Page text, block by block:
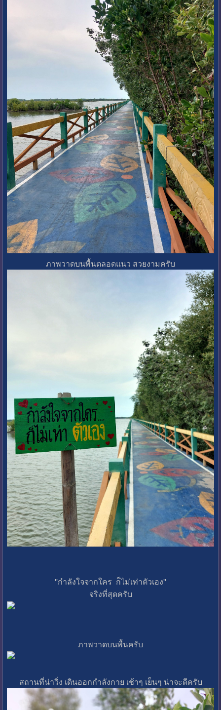
ภาพวาดบนพื้นตลอดแนว สวยงามครับ
''กำลังใจจากใคร ก็ไม่เท่าตัวเอง''
จริงที่สุดครับ
ภาพวาดบนพื้นครับ
สถานที่น่าวิ่ง เดินออกกำลังกาย เช้าๆ เย็นๆ น่าจะดีครับ